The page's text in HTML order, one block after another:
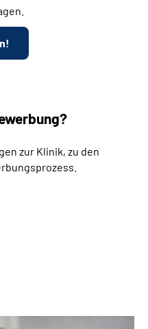
zur Klinik, zu den